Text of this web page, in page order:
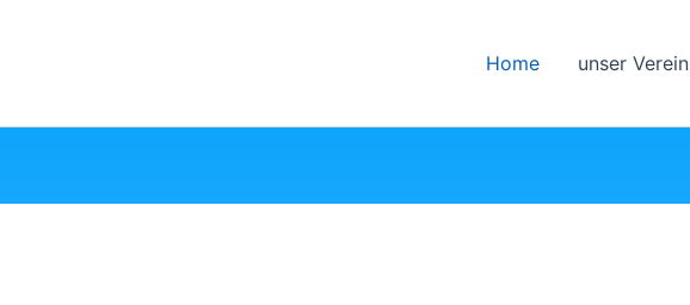
Home unser Verein